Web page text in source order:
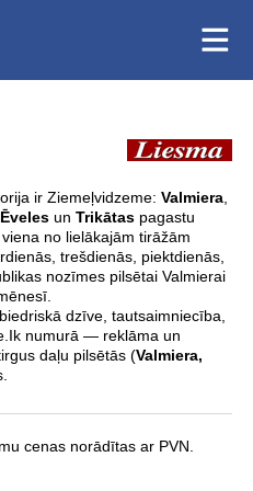
ir Ziemeļvidzeme: Valmiera,
Ēvelesun Trikātas pagastu
no lielākajām tirāžām
trešdienās, piektdienās,
nozīmes pilsētai Valmierai
dzīve, tautsaimniecība,
numurā — reklāma un
daļu pilsētās (Valmiera,
cenas norādītas ar PVN.